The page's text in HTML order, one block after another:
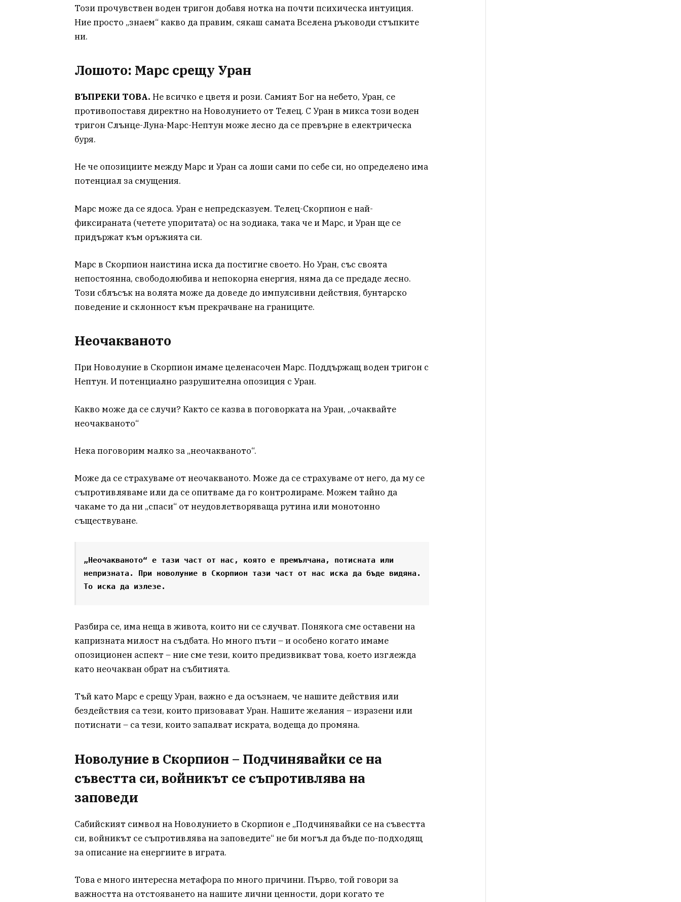
Този прочувствен воден тригон добавя нотка на почти психическа интуиция.
Ние просто „знаем“ какво да правим, сякаш самата Вселена ръководи стъпките
ни.
Лошото: Марс срещу Уран
ВЪПРЕКИ ТОВА. Не всичко е цветя и рози. Самият Бог на небето, Уран, се
противопоставя директно на Новолунието от Телец. С Уран в микса този воден
тригон Слънце-Луна-Марс-Нептун може лесно да се превърне в електрическа
буря.
Не че опозициите между Марс и Уран са лоши сами по себе си, но определено има
потенциал за смущения.
Марс може да се ядоса. Уран е непредсказуем. Телец-Скорпион е най-
фиксираната (четете упоритата) ос на зодиака, така че и Марс, и Уран ще се
придържат към оръжията си.
Марс в Скорпион наистина иска да постигне своето. Но Уран, със своята
непостоянна, свободолюбива и непокорна енергия, няма да се предаде лесно.
Този сблъсък на волята може да доведе до импулсивни действия, бунтарско
поведение и склонност към прекрачване на границите.
Неочакваното
При Новолуние в Скорпион имаме целенасочен Марс. Поддържащ воден тригон с
Нептун. И потенциално разрушителна опозиция с Уран.
Какво може да се случи? Както се казва в поговорката на Уран, „очаквайте
неочакваното“
Нека поговорим малко за „неочакваното“.
Може да се страхуваме от неочакваното. Може да се страхуваме от него, да му се
съпротивляваме или да се опитваме да го контролираме. Можем тайно да
чакаме то да ни „спаси“ от неудовлетворяваща рутина или монотонно
съществуване.
„Неочакваното“ е тази част от нас, която е премълчана, потисната или
непризната. При новолуние в Скорпион тази част от нас иска да бъде видяна.
То иска да излезе.
Разбира се, има неща в живота, които ни се случват. Понякога сме оставени на
капризната милост на съдбата. Но много пъти – и особено когато имаме
опозиционен аспект – ние сме тези, които предизвикват това, което изглежда
като неочакван обрат на събитията.
Тъй като Марс е срещу Уран, важно е да осъзнаем, че нашите действия или
бездействия са тези, които призовават Уран. Нашите желания – изразени или
потиснати – са тези, които запалват искрата, водеща до промяна.
Новолуние в Скорпион – Подчинявайки се на
съвестта си, войникът се съпротивлява на
заповеди
Сабийският символ на Новолунието в Скорпион е „Подчинявайки се на съвестта
си, войникът се съпротивлява на заповедите“ не би могъл да бъде по-подходящ
за описание на енергиите в играта.
Това е много интересна метафора по много причини. Първо, той говори за
важността на отстояването на нашите лични ценности, дори когато те